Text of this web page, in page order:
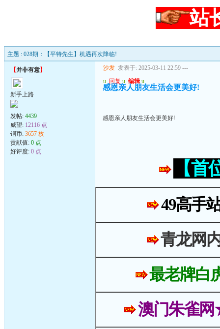
站
主题 : 028期：【平特先生】机遇再次降临!
【并非有意】
新手上路
发帖: 4439
威望: 12116 点
铜币: 3657 枚
贡献值: 0 点
好评度: 0 点
沙发 发表于: 2025-03-11 22:59 ---
u 回复 u 编辑 u
感恩亲人朋友生活会更美好!
感恩亲人朋友生活会更美好!
【
49高手
青龙网
最老牌白
澳门朱雀